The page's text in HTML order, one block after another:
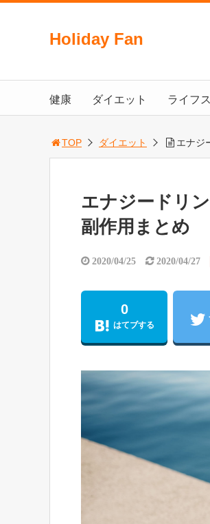
Holiday Fan
健康 ダイエット ライフ
TOP ダイエット エナジ
エナジードリ
副作用まとめ
2020/04/25 2020/04/27
0
はてブする